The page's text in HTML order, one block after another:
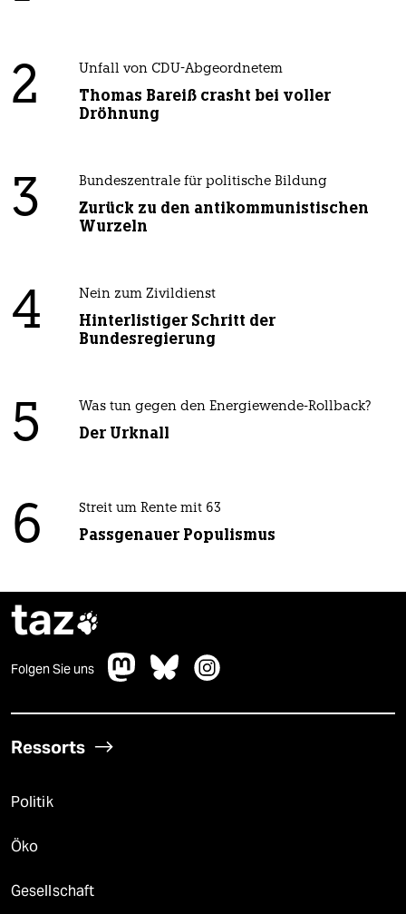
2 Unfall von CDU-Abgeordnetem
Thomas Bareiß crasht bei voller
Dröhnung
3 Bundeszentrale für politische Bildung
Zurück zu den antikommunistischen
Wurzeln
4 Nein zum Zivildienst
Hinterlistiger Schritt der
Bundesregierung
5 Was tun gegen den Energiewende-Rollback?
Der Urknall
6 Streit um Rente mit 63
Passgenauer Populismus
taz
Folgen Sie uns
Ressorts
Politik
Öko
Gesellschaft